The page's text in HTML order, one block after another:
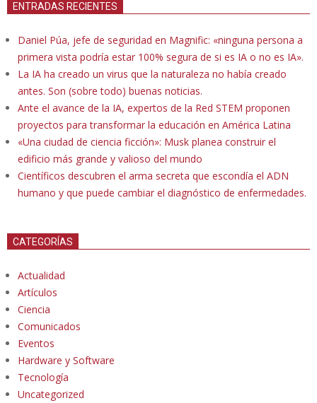
ENTRADAS RECIENTES
Daniel Púa, jefe de seguridad en Magnific: «ninguna persona a
primera vista podría estar 100% segura de si es IA o no es IA».
La IA ha creado un virus que la naturaleza no había creado
antes. Son (sobre todo) buenas noticias.
Ante el avance de la IA, expertos de la Red STEM proponen
proyectos para transformar la educación en América Latina
«Una ciudad de ciencia ficción»: Musk planea construir el
edificio más grande y valioso del mundo
Científicos descubren el arma secreta que escondía el ADN
humano y que puede cambiar el diagnóstico de enfermedades.
CATEGORÍAS
Actualidad
Artículos
Ciencia
Comunicados
Eventos
Hardware y Software
Tecnología
Uncategorized